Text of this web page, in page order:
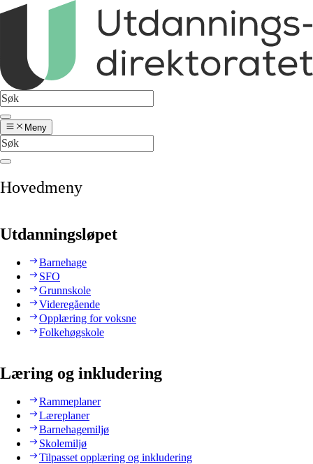
Meny
Hovedmeny
Utdanningsløpet
Barnehage
SFO
Grunnskole
Videregående
Opplæring for voksne
Folkehøgskole
Læring og inkludering
Rammeplaner
Læreplaner
Barnehagemiljø
Skolemiljø
Tilpasset opplæring og inkludering